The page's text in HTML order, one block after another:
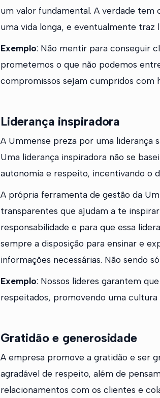
um valor fundamental. A verdade
uma vida longa, e eventualmente
Exemplo: Não mentir para conseguir
prometemos o que não podemos
compromissos sejam cumpridos com
Liderança inspiradora
A Ummense preza por uma liderança
Uma liderança inspiradora não se
autonomia e respeito, incentivando o
A própria ferramenta de gestão da
transparentes que ajudam a te
responsabilidade e para que essa
sempre a disposição para ensinar e
informações necessárias. Não sendo
Exemplo: Nossos líderes garantem
respeitados, promovendo uma cultura
Gratidão e generosidade
A empresa promove a gratidão e ser
agradável de respeito, além de
relacionamentos com os clientes e